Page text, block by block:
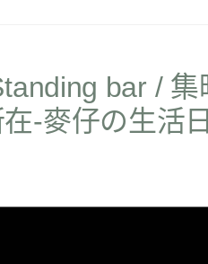
bar /
-麥仔の生活